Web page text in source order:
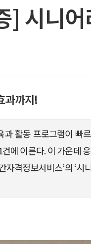
] 시니
과까지!
활동 프로그램이 빠
에 이른다. 이 가운데
자격정보서비스’의 ‘